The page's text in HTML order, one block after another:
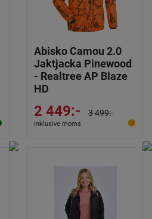
Abisko Camou 2.0
Jaktjacka Pinewood
- Realtree AP Blaze
HD
2 449:- 3 499:-
inklusive moms